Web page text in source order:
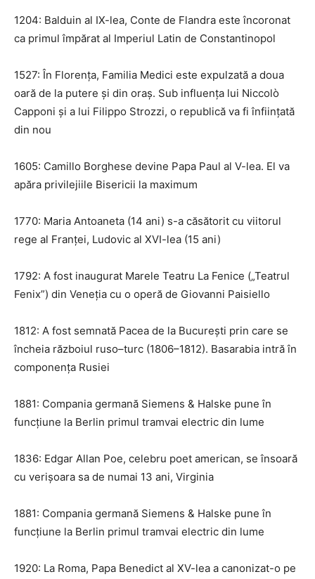
1204: Balduin al IX-lea, Conte de Flandra este încoronat
ca primul împărat al Imperiul Latin de Constantinopol
1527: În Florența, Familia Medici este expulzată a doua
oară de la putere și din oraș. Sub influența lui Niccolò
Capponi și a lui Filippo Strozzi, o republică va fi înființată
din nou
1605: Camillo Borghese devine Papa Paul al V-lea. El va
apăra privilejiile Bisericii la maximum
1770: Maria Antoaneta (14 ani) s-a căsătorit cu viitorul
rege al Franței, Ludovic al XVI-lea (15 ani)
1792: A fost inaugurat Marele Teatru La Fenice („Teatrul
Fenix”) din Veneția cu o operă de Giovanni Paisiello
1812: A fost semnată Pacea de la București prin care se
încheia războiul ruso–turc (1806–1812). Basarabia intră în
componența Rusiei
1881: Compania germană Siemens & Halske pune în
funcțiune la Berlin primul tramvai electric din lume
1836: Edgar Allan Poe, celebru poet american, se însoară
cu verișoara sa de numai 13 ani, Virginia
1881: Compania germană Siemens & Halske pune în
funcțiune la Berlin primul tramvai electric din lume
1920: La Roma, Papa Benedict al XV-lea a canonizat-o pe